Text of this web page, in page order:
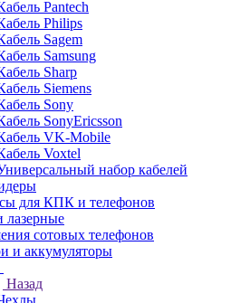
Pantech
Philips
Sagem
Samsung
Sharp
Siemens
Sony
SonyEricsson
VK-Mobile
Voxtel
набор кабелей
для КПК и телефонов
лазерные
сотовых телефонов
и аккумуляторы
Назад